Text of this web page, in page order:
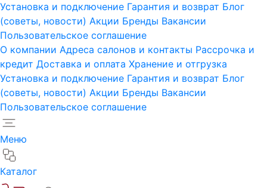
Установка и подключение Гарантия и возврат Блог
(советы, новости) Акции Бренды Вакансии
Пользовательское соглашение
О компании Адреса салонов и контакты Рассрочка и
кредит Доставка и оплата Хранение и отгрузка
Установка и подключение Гарантия и возврат Блог
(советы, новости) Акции Бренды Вакансии
Пользовательское соглашение
Меню
Каталог